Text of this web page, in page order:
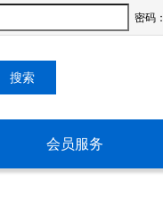
密码：
搜索
会员服务